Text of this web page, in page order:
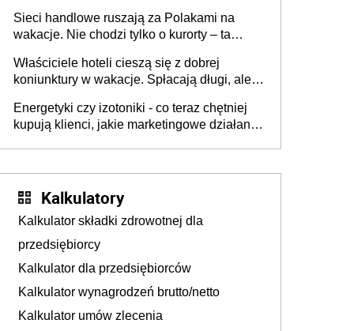
Sieci handlowe ruszają za Polakami na
wakacje. Nie chodzi tylko o kurorty – ta
tam, gdzie wielu spędzi urlop po cichu
Właściciele hoteli cieszą się z dobrej
koniunktury w wakacje. Spłacają długi, ale
Energetyki czy izotoniki - co teraz chętniej
kupują klienci, jakie marketingowe działania
Kalkulatory
Kalkulator składki zdrowotnej dla
przedsiębiorcy
Kalkulator dla przedsiębiorców
Kalkulator wynagrodzeń brutto/netto
Kalkulator umów zlecenia